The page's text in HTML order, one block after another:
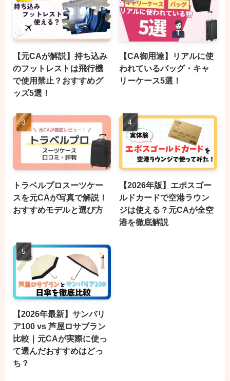
【元CAが解説】持ち込み
のフットレストは飛行機
で使用禁止？おすすめグ
ッズ5選！
【CA御用達】リアルに使
われているバッグ・キャ
リーケース5選！
トラベルプロスーツケー
スを元CAが写真で解説！
おすすめモデルと選び方
【2026年版】エポスゴー
ルドカードで空港ラウン
ジは使える？元CAが全空
港を徹底解説
【2026年最新】サンバリ
ア100 vs 芦屋ロサブラン
比較｜元CAが実際に使っ
て選んだおすすめはどっ
ち？